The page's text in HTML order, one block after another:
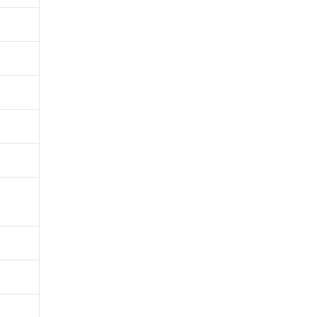
了承ください。
をご了承くださ
御機器販売店・
ようお願いしま
社の共同利用者
とをご了承くだ
ず変更すること
1000ppm以下、
) : 1000ppm、
、
ない年数を意
貨物等」とい
可)を取得する
これらの製造装
通知します。
、取り引きをい
ムロン制御